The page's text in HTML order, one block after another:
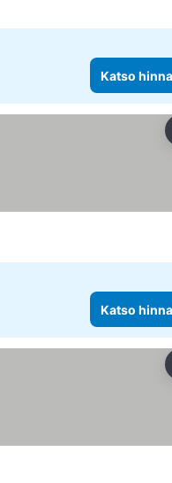
Katso
Katso